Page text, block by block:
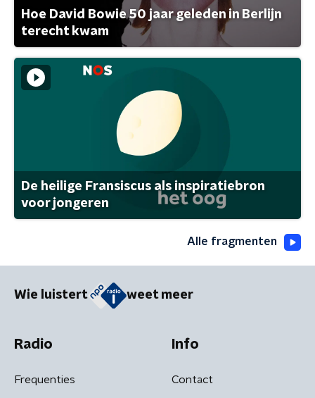
Hoe David Bowie 50 jaar geleden in Berlijn
terecht kwam
De heilige Fransiscus als inspiratiebron
voor jongeren
Alle fragmenten
Wie luistert weet meer
Radio
Frequenties
Info
Contact